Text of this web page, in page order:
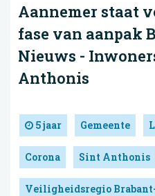
Aannemer staat
fase van aanpak
Nieuws -
Anthonis
5 jaar Gemeente
Corona Sint Anthonis
Veiligheidsregio